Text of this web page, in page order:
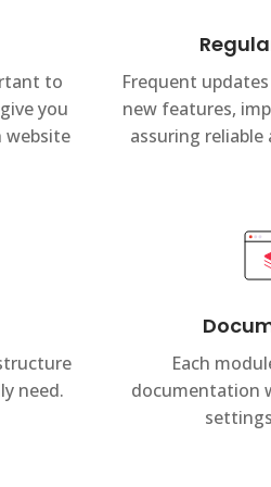
to
you
website
Frequent
new features,
assuring
need.
Each
documentation